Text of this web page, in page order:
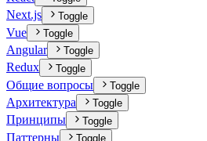
Next.js Toggle
Vue Toggle
Angular Toggle
Redux Toggle
Общие вопросы Toggle
Архитектура Toggle
Принципы Toggle
Паттерны Toggle